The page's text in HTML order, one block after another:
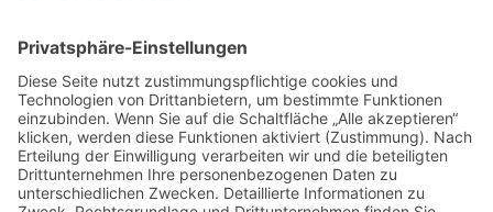
Randstr. 28
47804 Krefeld
+49 176 58266120
+49 176 58266120